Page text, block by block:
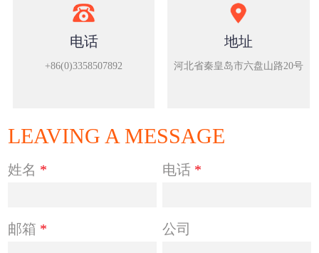
电话
+86(0)3358507892
地址
河北省秦皇岛市六盘山路20号
LEAVING A MESSAGE
姓名 * 电话 *
邮箱 * 公司